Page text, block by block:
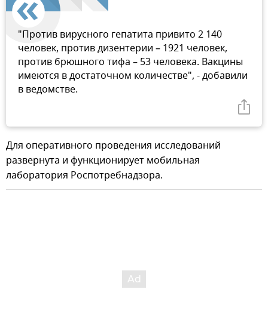
"Против вирусного гепатита привито 2 140
человек, против дизентерии – 1921 человек,
против брюшного тифа – 53 человека. Вакцины
имеются в достаточном количестве", - добавили
в ведомстве.
Для оперативного проведения исследований
развернута и функционирует мобильная
лаборатория Роспотребнадзора.